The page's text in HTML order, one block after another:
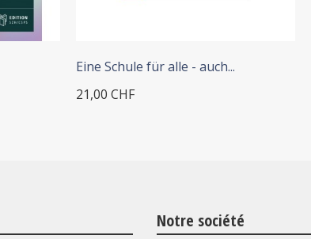
Eine Schule für alle - auch...
21,00 CHF
Notre société